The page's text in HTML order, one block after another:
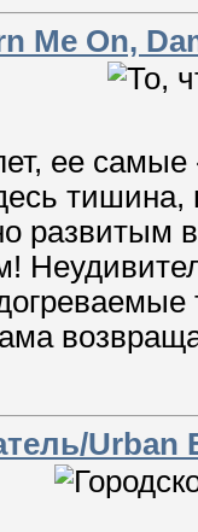
Me On,
ее самые
развитым
Urban